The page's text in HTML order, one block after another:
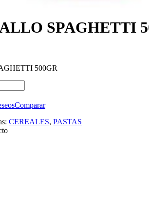
SPAGHETTI
500GR
Comparar
CEREALES, PASTAS